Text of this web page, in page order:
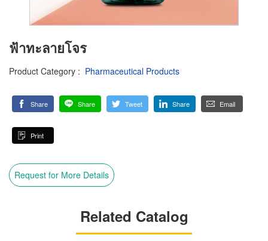
ฟ้าทะลายโจร
Product Category : Pharmaceutical Products
Share Share Tweet Share Email
Print
Request for More Details
Related Catalog